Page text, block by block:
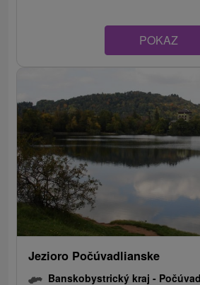
POKAZ
Jezioro Počúvadlianske
Banskobystrický kraj -